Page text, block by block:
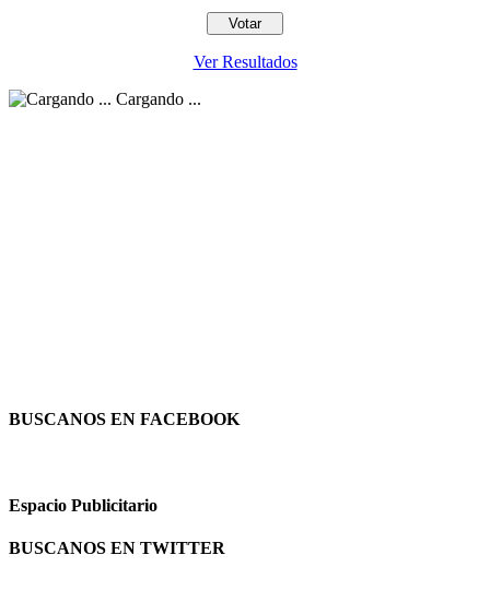
Ver Resultados
Cargando ...
BUSCANOS EN FACEBOOK
Espacio Publicitario
BUSCANOS EN TWITTER